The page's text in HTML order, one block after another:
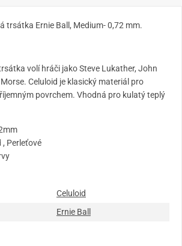
trsátka Ernie Ball, Medium- 0,72 mm.
volí hráči jako Steve Lukather, John
Celuloid je klasický materiál pro
povrchem. Vhodná pro kulatý teplý
, Perleťové
Celuloid
Ernie Ball